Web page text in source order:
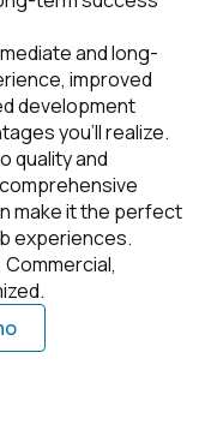
and long-
improved
development
you'll realize.
quality and
make it the perfect
experiences.